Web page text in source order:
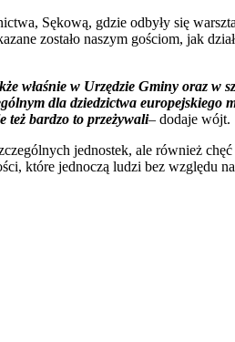
Sękową, gdzie odbyły się
zostało naszym gościom, jak
właśnie w Urzędzie Gminy oraz w
dla dziedzictwa
też bardzo to przeżywali– dodaje wójt.
jednostek, ale również
które jednoczą ludzi bez względu